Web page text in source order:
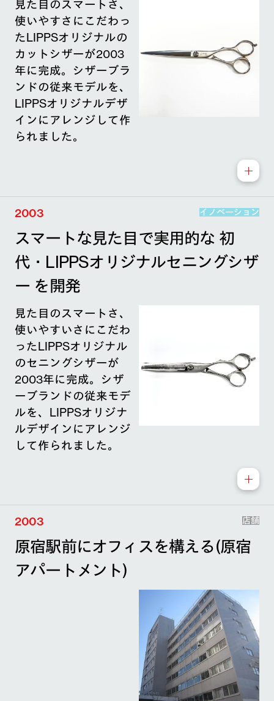
見た目のスマートさ、
使いやすさにこだわっ
たLIPPSオリジナルの
カットシザーが2003
年に完成。シザーブラ
ンドの従来モデルを、
LIPPSオリジナルデザ
インにアレンジして作
られました。
2003 イノベーション
スマートな見た目で実用的な 初
代・LIPPSオリジナルセニングシザ
ー を開発
見た目のスマートさ、
使いやすいさにこだわ
ったLIPPSオリジナル
のセニングシザーが
2003年に完成。シザ
ーブランドの従来モデ
ルを、LIPPSオリジナ
ルデザインにアレンジ
して作られました。
2003 店舗
原宿駅前にオフィスを構える(原宿
アパートメント)